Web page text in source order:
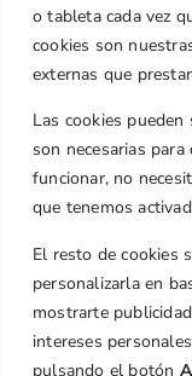
o tableta cada vez
cookies son
externas que
Las cookies
son necesarias
funcionar, no
que tenemos
El resto de cookies
personalizarla en
mostrarte
intereses
pulsando el botón
Centre de
Caballero,